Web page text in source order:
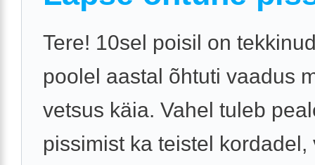
Tere! 10sel poisil on
poolel aastal õhtuti vaadus
vetsus käia. Vahel tuleb
pissimist ka teistel kordadel,